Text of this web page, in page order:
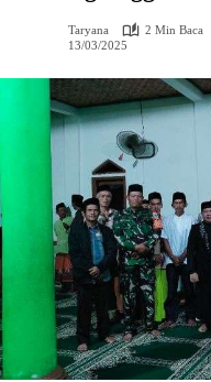
Taryana
2 Min Baca
13/03/2025